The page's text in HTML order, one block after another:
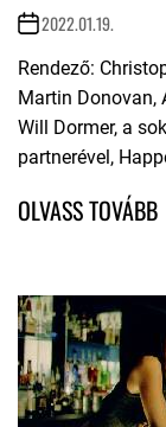
2022.01.19.
Rendező:
Martin Donovan,
Will Dormer, a
partnerével,